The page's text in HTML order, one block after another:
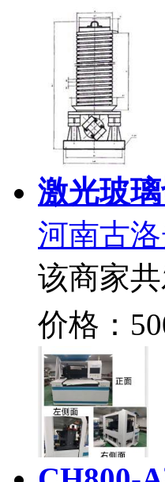
激光玻
河南古
该商家
价格：